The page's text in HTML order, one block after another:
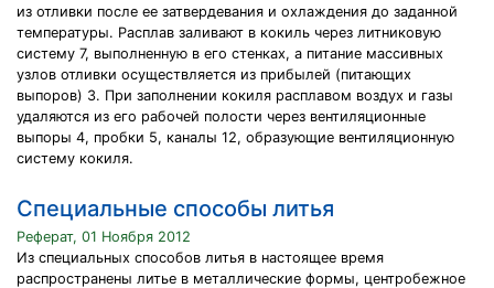
из отливки после ее затвердевания и охлаждения до заданной
температуры. Расплав заливают в кокиль через литниковую
систему 7, выполненную в его стенках, а питание массивных
узлов отливки осуществляется из прибылей (питающих
выпоров) 3. При заполнении кокиля расплавом воздух и газы
удаляются из его рабочей полости через вентиляционные
выпоры 4, пробки 5, каналы 12, образующие вентиляционную
систему кокиля.
Специальные способы литья
Реферат, 01 Ноября 2012
Из специальных способов литья в настоящее время
распространены литье в металлические формы, центробежное